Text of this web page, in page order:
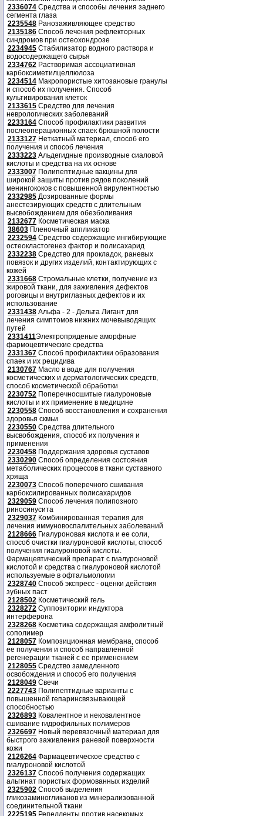
2336074 Средства и способы лечения заднего
сегмента глаза
2235548 Ранозаживляющее средство
2135186 Способ лечения рефлекторных
синдромов при остеохондрозе
2234945 Стабилизатор водного раствора и
водосодержащего сырья
2334762 Растворимая ассоциативная
карбоксиметилцеллюлоза
2234514 Макропористые хитозановые гранулы
и способ их получения. Способ
культивирования клеток
2133615 Средство для лечения
неврологических заболеваний
2233164 Способ профилактики развития
послеоперационных спаек брюшной полости
2133127 Неткатный материал, способ его
получения и способ лечения
2333223 Альдегидные производные сиаловой
кислоты и средства на их основе
2333007 Полипептидные вакцины для
широкой защиты против рядов поколений
менингококов с повышенной вирулентностью
2332985 Дозированные формы
анестезирующих средств с длительным
высвобождением для обезболивания
2132677 Косметическая маска
38603 Пленочный аппликатор
2232594 Средство содержащие ингибирующие
остеокластогенез фактор и полисахарид
2332238 Средство для прокладок, раневых
повязок и других изделий, контактирующих с
кожей
2331668 Стромальные клетки, получение из
жировой ткани, для заживления дефектов
роговицы и внутриглазных дефектов и их
использование
2331438 Альфа - 2 - Дельта Лигант для
лечения симптомов нижних мочевыводящих
путей
2331411Электропряденые аморфные
фармоцевтические средства
2331367 Способ профилактики образования
спаек и их рецидива
2130767 Масло в воде для получения
косметических и дерматологических средств,
способ косметической обработки
2230752 Поперечносшитые гиалуроновые
кислоты и их применение в медицине
2230558 Способ восстановления и сохранения
здоровья скмьи
2230550 Средства длительного
высвобождения, способ их получения и
применения
2230458 Поддержания здоровья суставов
2330290 Способ определения состояния
метаболических процессов в ткани суставного
хряща
2230073 Способ поперечного сшивания
карбоксилированных полисахаридов
2329059 Способ лечения полипозного
риносинусита
2329037 Комбинированная терапия для
лечения иммуновоспалительных заболеваний
2128666 Гиалуроновая кислота и ее соли,
способ очистки гиалуроновой кислоты, способ
получения гиалуроновой кислоты.
Фармацевтический препарат с гиалуроновой
кислотой и средства с гиалуроновой кислотой
используемые в офтальмологии
2328740 Способ экспресс - оценки действия
зубных паст
2128502 Косметический гель
2328272 Суппозитории индуктора
интерферона
2328268 Косметика содержащая амфолитный
сополимер
2128057 Композиционная мембрана, способ
ее получения и способ направленной
регенерации тканей с ее применением
2128055 Средство замедленного
освобождения и способ его получения
2128049 Свечи
2227743 Полипептидные варианты с
повышенной гепаринсвязывающей
способностью
2326893 Ковалентное и нековалентное
сшивание гидрофильных полимеров
2326697 Новый перевязочный материал для
быстрого заживления раневой поверхности
кожи
2126264 Фармацевтическое средство с
гиалуроновой кислотой
2326137 Способ получения содержащих
альгинат пористых формованных изделий
2325902 Способ выделения
гликозаминогликанов из минерализованной
соединительной ткани
2225195 Репелленты против насекомых